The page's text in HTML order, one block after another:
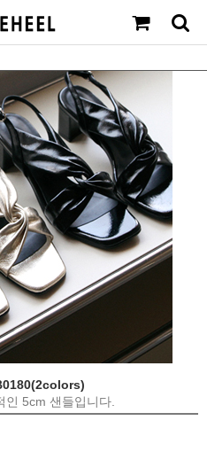
인 5cm 샌들입니다.